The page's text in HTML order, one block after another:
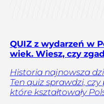
QUIZ z wydarzeń w
wiek. Wiesz, czy
Historia najnowsza
Ten quiz sprawdzi,
które kształtowały